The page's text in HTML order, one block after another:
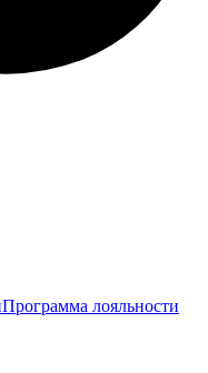
Программа лояльности